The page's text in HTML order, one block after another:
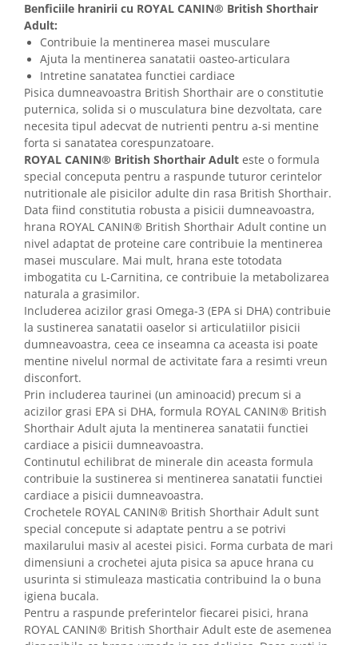
Benficiile hranirii cu ROYAL CANIN® British Shorthair
Adult:
Contribuie la mentinerea masei musculare
Ajuta la mentinerea sanatatii oasteo-articulara
Intretine sanatatea functiei cardiace
Pisica dumneavoastra British Shorthair are o constitutie
puternica, solida si o musculatura bine dezvoltata, care
necesita tipul adecvat de nutrienti pentru a-si mentine
forta si sanatatea corespunzatoare.
ROYAL CANIN® British Shorthair Adult este o formula
special conceputa pentru a raspunde tuturor cerintelor
nutritionale ale pisicilor adulte din rasa British Shorthair.
Data fiind constitutia robusta a pisicii dumneavoastra,
hrana ROYAL CANIN® British Shorthair Adult contine un
nivel adaptat de proteine care contribuie la mentinerea
masei musculare. Mai mult, hrana este totodata
imbogatita cu L-Carnitina, ce contribuie la metabolizarea
naturala a grasimilor.
Includerea acizilor grasi Omega-3 (EPA si DHA) contribuie
la sustinerea sanatatii oaselor si articulatiilor pisicii
dumneavoastra, ceea ce inseamna ca aceasta isi poate
mentine nivelul normal de activitate fara a resimti vreun
disconfort.
Prin includerea taurinei (un aminoacid) precum si a
acizilor grasi EPA si DHA, formula ROYAL CANIN® British
Shorthair Adult ajuta la mentinerea sanatatii functiei
cardiace a pisicii dumneavoastra.
Continutul echilibrat de minerale din aceasta formula
contribuie la sustinerea si mentinerea sanatatii functiei
cardiace a pisicii dumneavoastra.
Crochetele ROYAL CANIN® British Shorthair Adult sunt
special concepute si adaptate pentru a se potrivi
maxilarului masiv al acestei pisici. Forma curbata de mari
dimensiuni a crochetei ajuta pisica sa apuce hrana cu
usurinta si stimuleaza masticatia contribuind la o buna
igiena bucala.
Pentru a raspunde preferintelor fiecarei pisici, hrana
ROYAL CANIN® British Shorthair Adult este de asemenea